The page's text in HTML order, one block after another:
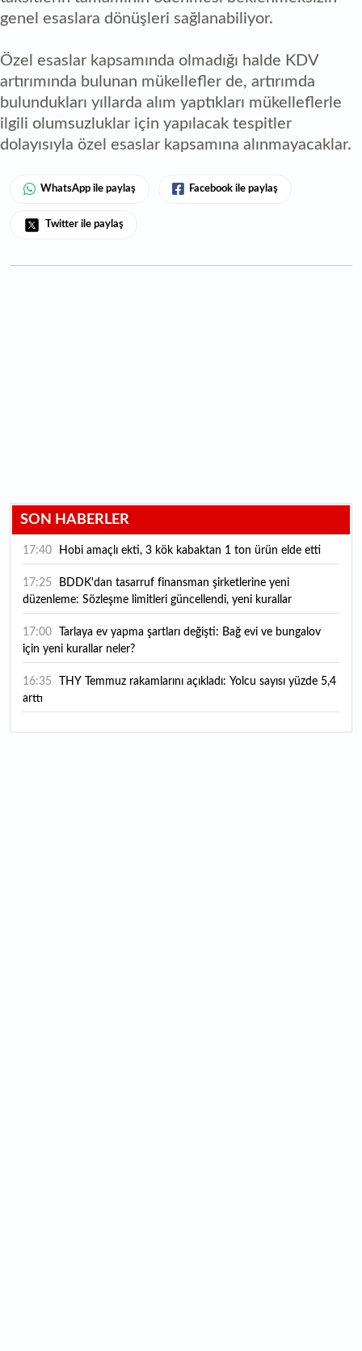
genel esaslara dönüşleri sağlanabiliyor.
Özel esaslar kapsamında olmadığı halde KDV
artırımında bulunan mükellefler de, artırımda
bulundukları yıllarda alım yaptıkları mükelleflerle
ilgili olumsuzluklar için yapılacak tespitler
dolayısıyla özel esaslar kapsamına alınmayacaklar.
WhatsApp ile paylaş Facebook ile paylaş
Twitter ile paylaş
SON HABERLER
17:40 Hobi amaçlı ekti, 3 kök kabaktan 1 ton ürün elde etti
17:25
düzenleme: Sözleşme limitleri güncellendi, yeni kurallar
yürürlüğe girdi
17:00
için yeni kurallar neler?
16:35
arttı
16:27 Piyasaların beklediği veri geldi: ABD tarım dışı istihdam